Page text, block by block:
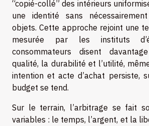
“copié-collé” des intérieurs
une identité sans
objets. Cette approche rejoint une
mesurée par les instituts
consommateurs disent
qualité, la durabilité et l’utilité,
intention et acte d’achat persiste,
budget se tend.
Sur le terrain, l’arbitrage se fait
variables : le temps, l’argent, et la